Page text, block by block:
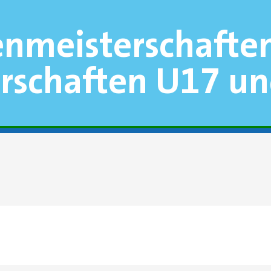
U17